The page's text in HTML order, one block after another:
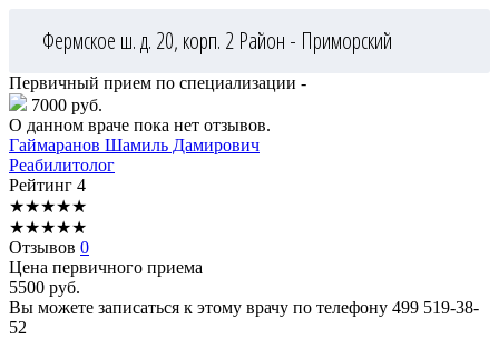
Фермское ш. д. 20, корп. 2 Район - Приморский
Первичный прием по специализации -
7000 руб.
О данном враче пока нет отзывов.
Гаймаранов Шамиль Дамирович
Реабилитолог
Рейтинг 4
★★★★★
★★★★★
Отзывов 0
Цена первичного приема
5500 руб.
Вы можете записаться к этому врачу по телефону 499 519-38-
52